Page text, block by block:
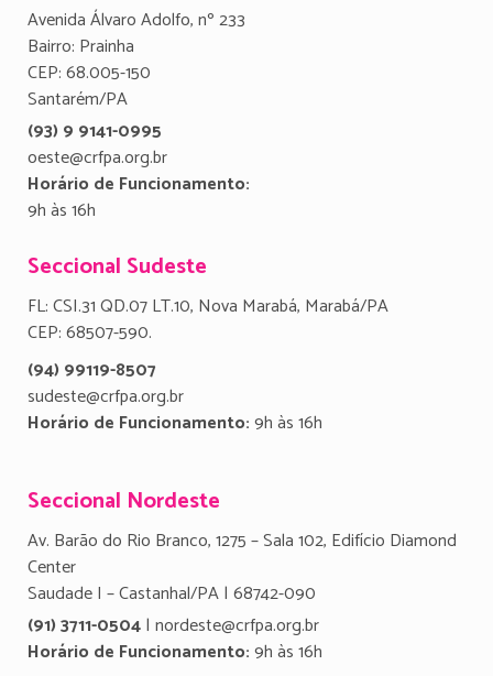
Avenida Álvaro Adolfo, nº 233
Bairro: Prainha
CEP: 68.005-150
Santarém/PA
(93) 9 9141-0995
oeste@crfpa.org.br
Horário de Funcionamento:
9h às 16h
Seccional Sudeste
FL: CSI.31 QD.07 LT.10, Nova Marabá, Marabá/PA
CEP: 68507-590.
(94) 99119-8507
sudeste@crfpa.org.br
Horário de Funcionamento:9h às 16h
Seccional Nordeste
Av. Barão do Rio Branco, 1275 – Sala 102, Edifício Diamond
Center
Saudade I – Castanhal/PA | 68742-090
(91) 3711-0504| nordeste@crfpa.org.br
Horário de Funcionamento:9h às 16h